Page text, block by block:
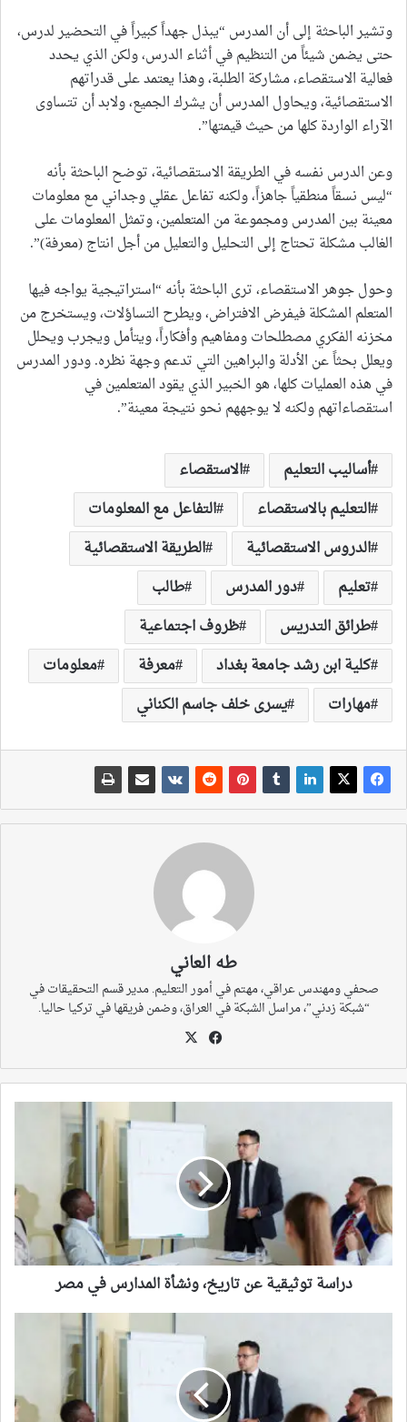
وتشير الباحثة إلى أن المدرس “يبذل جهداً كبيراً في التحضير لدرس،
حتى يضمن شيئاً من التنظيم في أثناء الدرس، ولكن الذي يحدد
فعالية الاستقصاء، مشاركة الطلبة، وهذا يعتمد على قدراتهم
الاستقصائية، ويحاول المدرس أن يشرك الجميع، ولابد أن تتساوى
الآراء الواردة كلها من حيث قيمتها”.
وعن الدرس نفسه في الطريقة الاستقصائية، توضح الباحثة بأنه
“ليس نسقاً منطقياً جاهزاً، ولكنه تفاعل عقلي وجداني مع معلومات
معينة بين المدرس ومجموعة من المتعلمين، وتمثل المعلومات على
الغالب مشكلة تحتاج إلى التحليل والتعليل من أجل انتاج (معرفة)”.
وحول جوهر الاستقصاء، ترى الباحثة بأنه “استراتيجية يواجه فيها
المتعلم المشكلة فيفرض الافتراض، ويطرح التساؤلات، ويستخرج من
مخزنه الفكري مصطلحات ومفاهيم وأفكاراً، ويتأمل ويجرب ويحلل
ويعلل بحثاً عن الأدلة والبراهين التي تدعم وجهة نظره. ودور المدرس
في هذه العمليات كلها، هو الخبير الذي يقود المتعلمين في
استقصاءاتهم ولكنه لا يوجههم نحو نتيجة معينة”.
أساليب التعليم
الاستقصاء
التعليم بالاستقصاء
التفاعل مع المعلومات
الدروس الاستقصائية
الطريقة الاستقصائية
تعليم
دور المدرس
طالب
طرائق التدريس
ظروف اجتماعية
كلية ابن رشد جامعة بغداد
معرفة
معلومات
مهارات
يسرى خلف جاسم الكناني
طه العاني
صحفي ومهندس عراقي، مهتم في أمور التعليم. مدير قسم التحقيقات في
“شبكة زدني”، مراسل الشبكة في العراق، وضمن فريقها في تركيا حاليا.
فيسبوك
ونشأة
المدارس
في
مصر
دراسة توثيقية عن تاريخ، ونشأة المدارس في مصر